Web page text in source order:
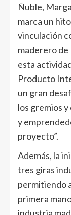
Ñuble,
marca un
vinculación
maderero
esta
Producto
un gran
los gremios
y
proyecto”.
Además, la
tres giras
permitiendo
primera